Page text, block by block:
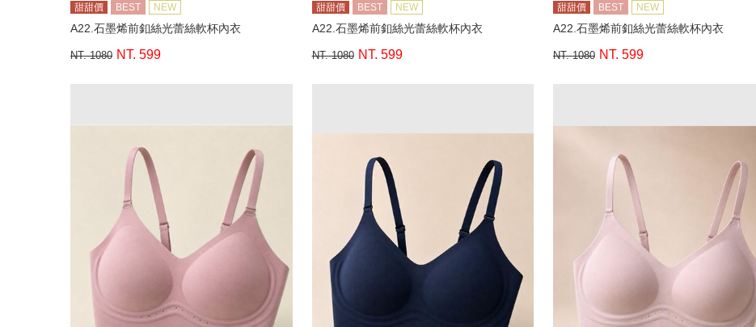
甜甜價 BEST NEW
A22.石墨烯前釦絲光蕾絲軟杯內衣
NT. 1080 NT. 599
甜甜價 BEST NEW
A22.石墨烯前釦絲光蕾絲軟杯內衣
NT. 1080 NT. 599
甜甜價 BEST NEW
A22.石墨烯前釦絲光蕾絲軟杯內衣
NT. 1080 NT. 599